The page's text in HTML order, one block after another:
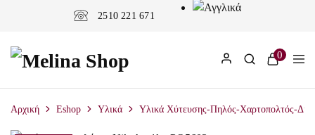
2510 221 671
0
Αρχική Eshop Υλικά Υλικά Χύτευσης-Πηλός-Χαρτοπολτός-